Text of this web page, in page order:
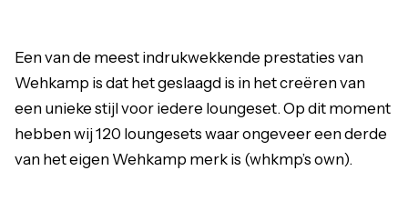
Een van de meest indrukwekkende prestaties van
Wehkamp is dat het geslaagd is in het creëren van
een unieke stijl voor iedere loungeset. Op dit moment
hebben wij 120 loungesets waar ongeveer een derde
van het eigen Wehkamp merk is (whkmp’s own).